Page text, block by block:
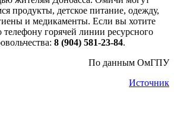
продукты, детское питание, одежду,
и медикаменты. Если вы хотите
горячей линии ресурсного
8 (904) 581-23-84.
По данным ОмГПУ
Источник